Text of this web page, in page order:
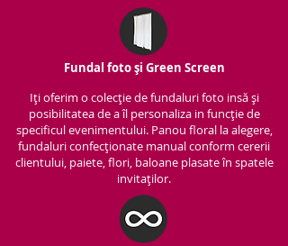
Fundal foto și Green Screen
Iți oferim o colecție de fundaluri foto insă și
posibilitatea de a îl personaliza in funcție de
specificul evenimentului. Panou floral la alegere,
fundaluri confecționate manual conform cererii
clientului, paiete, flori, baloane plasate în spatele
invitaților.